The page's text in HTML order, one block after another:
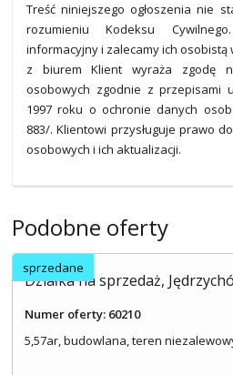
Treść niniejszego ogłoszenia nie
rozumieniu Kodeksu
informacyjny i zalecamy ich osobistą
z biurem Klient wyraża zgodę
osobowych zgodnie z przepisami
1997 roku o ochronie danych
883/. Klientowi przysługuje prawo
osobowych i ich aktualizacji.
Podobne oferty
sprzedane
Działka na sprzedaż,
Numer oferty: 60210
5,57ar, budowlana, teren